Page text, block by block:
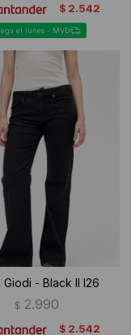
$ 2.542
el lunes - MVD
Giodi - Black II I26
$ 2.990
$ 2.542